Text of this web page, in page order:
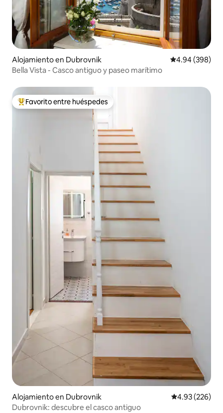
Alojamiento en Dubrovnik Calificación
4.94 (398)
Bella Vista - Casco antiguo y paseo marítimo
Favorito entre huéspedes preferido
Favorito entre huéspedes
Alojamiento en Dubrovnik Calificación
4.93 (226)
Dubrovnik: descubre el casco antiguo